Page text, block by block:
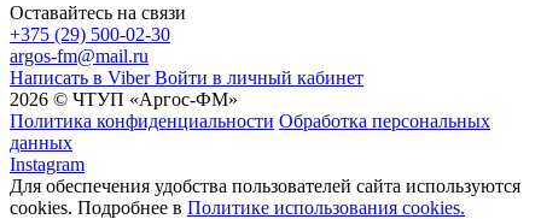
Оставайтесь на связи
+375 (29) 500-02-30
argos-fm@mail.ru
Написать в Viber Войти в личный кабинет
2026 © ЧТУП «Аргос-ФМ»
Политика конфиденциальности Обработка персональных
данных
Instagram
Для обеспечения удобства пользователей сайта используются
cookies. Подробнее в Политике использования cookies.